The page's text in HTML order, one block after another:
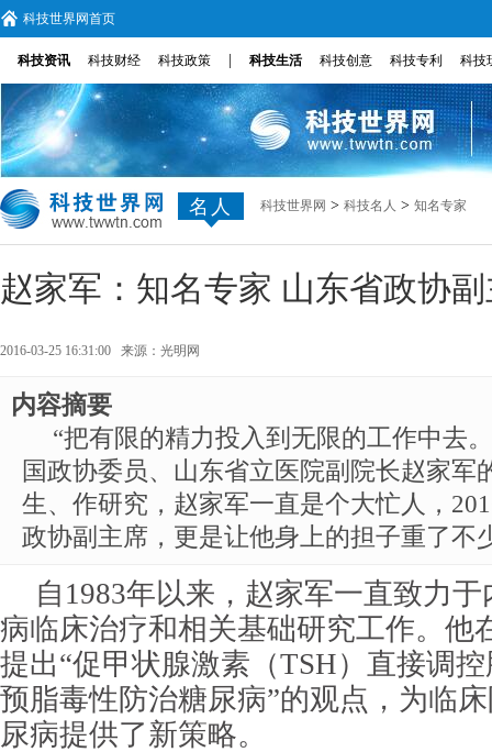
科技世界网首页
科技资讯 科技财经 科技政策 科技生活 科技创意 科技专利 科技
名人 科技世界网 > 科技名人 > 知名专家
赵家军：知名专家 山东省政协
2016-03-25 16:31:00 来源： 光明网
内容摘要
“把有限的精力投入到无限的工作中去
国政协委员、山东省立医院副院长赵家军
生、作研究，赵家军一直是个大忙人，
政协副主席，更是让他身上的担子重了不
自1983年以来，赵家军一直致力
病临床治疗和相关基础研究工作。他
提出“促甲状腺激素（TSH）直接调
预脂毒性防治糖尿病”的观点，为临
尿病提供了新策略。